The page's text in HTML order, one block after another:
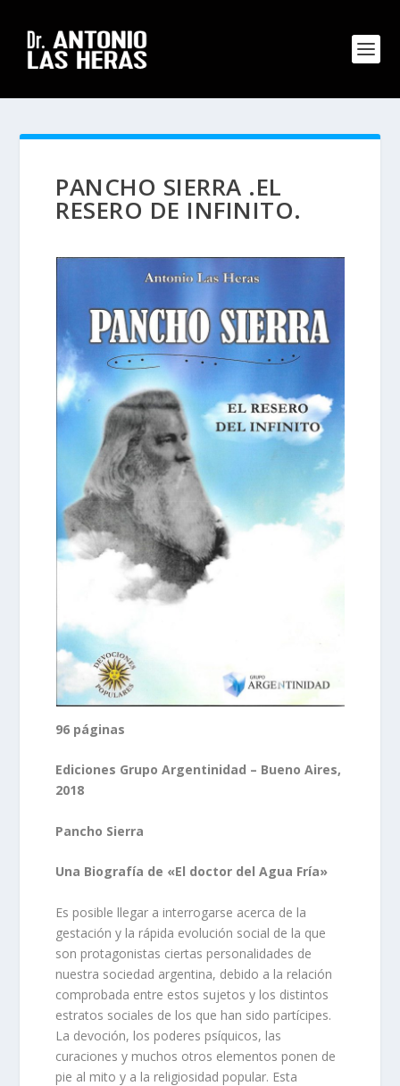
PANCHO SIERRA .EL
RESERO DE INFINITO.
96 páginas
Ediciones Grupo Argentinidad – Bueno Aires,
2018
Pancho Sierra
Una Biografía de «El doctor del Agua Fría»
Es posible llegar a interrogarse acerca de la
gestación y la rápida evolución social de la que
son protagonistas ciertas personalidades de
nuestra sociedad argentina, debido a la relación
comprobada entre estos sujetos y los distintos
estratos sociales de los que han sido partícipes.
La devoción, los poderes psíquicos, las
curaciones y muchos otros elementos ponen de
pie al mito y a la religiosidad popular. Esta